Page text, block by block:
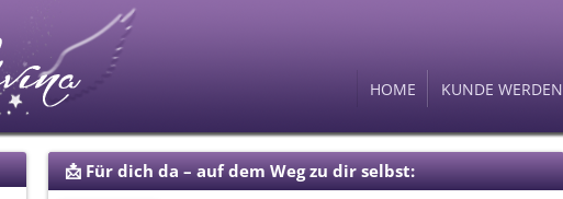
HOME KUNDE WERDEN
DIANA06 CODE: 184
💫 Was dich bei mir erwartet:
🧭 Warum Menschen mich wählen:
📩 Für dich da – auf dem Weg zu dir selbst: